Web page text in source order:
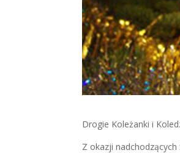
Drogie Koleżanki i
Z okazji